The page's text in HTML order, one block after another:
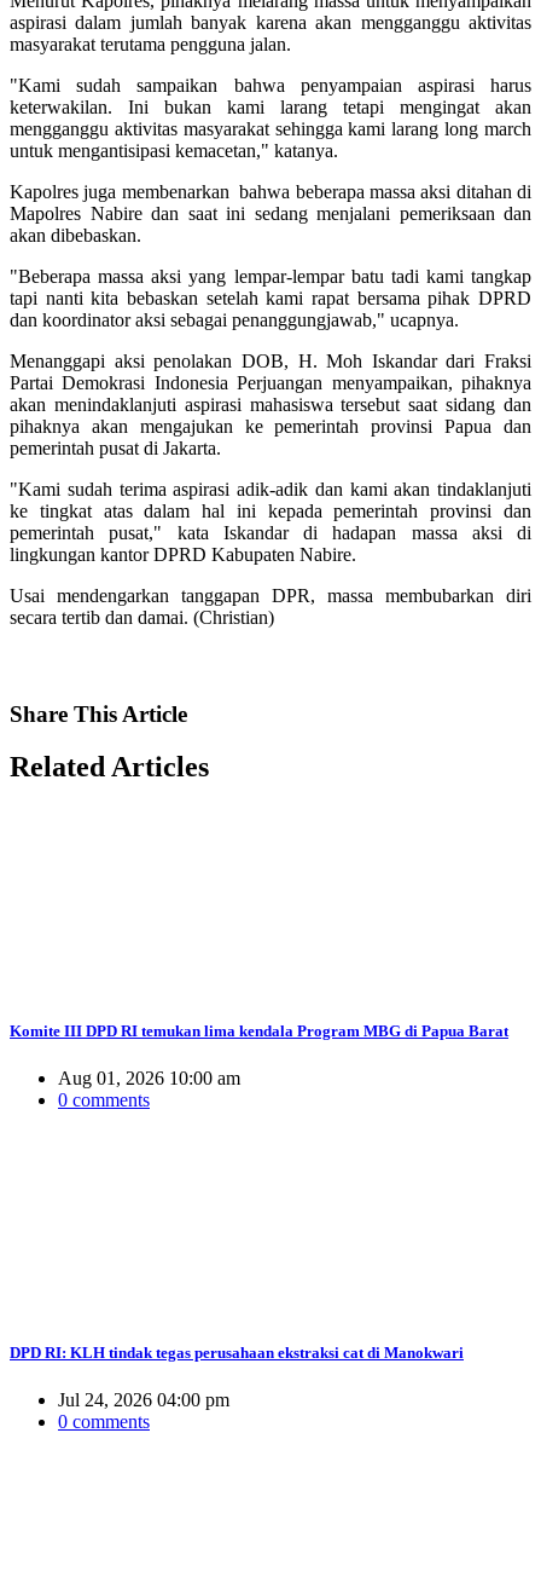
aspirasi dalam jumlah banyak karena akan mengganggu aktivitas
masyarakat terutama pengguna jalan.
"Kami sudah sampaikan bahwa penyampaian aspirasi harus
keterwakilan. Ini bukan kami larang tetapi mengingat akan
mengganggu aktivitas masyarakat sehingga kami larang long march
untuk mengantisipasi kemacetan," katanya.
Kapolres juga membenarkan bahwa beberapa massa aksi ditahan di
Mapolres Nabire dan saat ini sedang menjalani pemeriksaan dan
akan dibebaskan.
"Beberapa massa aksi yang lempar-lempar batu tadi kami tangkap
tapi nanti kita bebaskan setelah kami rapat bersama pihak DPRD
dan koordinator aksi sebagai penanggungjawab," ucapnya.
Menanggapi aksi penolakan DOB, H. Moh Iskandar dari Fraksi
Partai Demokrasi Indonesia Perjuangan menyampaikan, pihaknya
akan menindaklanjuti aspirasi mahasiswa tersebut saat sidang dan
pihaknya akan mengajukan ke pemerintah provinsi Papua dan
pemerintah pusat di Jakarta.
"Kami sudah terima aspirasi adik-adik dan kami akan tindaklanjuti
ke tingkat atas dalam hal ini kepada pemerintah provinsi dan
pemerintah pusat," kata Iskandar di hadapan massa aksi di
lingkungan kantor DPRD Kabupaten Nabire.
Usai mendengarkan tanggapan DPR, massa membubarkan diri
secara tertib dan damai. (Christian)
Share This Article
RelatedArticles
Komite III DPD RI temukan lima kendala Program MBG di Papua Barat
Aug 01, 2026 10:00 am
0 comments
DPD RI: KLH tindak tegas perusahaan ekstraksi cat di Manokwari
Jul 24, 2026 04:00 pm
0 comments